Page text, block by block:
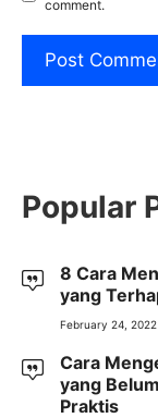
comment.
Popular
8 Cara
yang
February 24, 2022
Cara
yang
Praktis